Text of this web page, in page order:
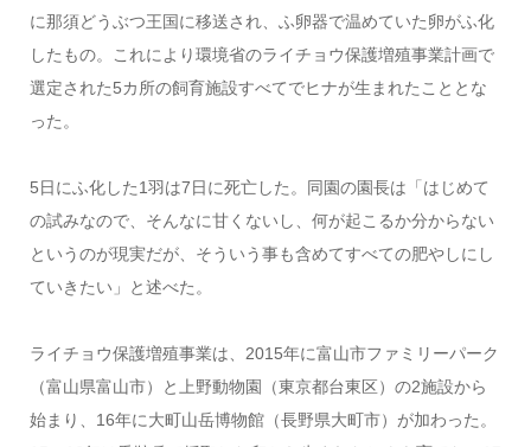
に那須どうぶつ王国に移送され、ふ卵器で温めていた卵がふ化
したもの。これにより環境省のライチョウ保護増殖事業計画で
選定された5カ所の飼育施設すべてでヒナが生まれたこととな
った。
5日にふ化した1羽は7日に死亡した。同園の園長は「はじめて
の試みなので、そんなに甘くないし、何が起こるか分からない
というのが現実だが、そういう事も含めてすべての肥やしにし
ていきたい」と述べた。
ライチョウ保護増殖事業は、2015年に富山市ファミリーパーク
（富山県富山市）と上野動物園（東京都台東区）の2施設から
始まり、16年に大町山岳博物館（長野県大町市）が加わった。